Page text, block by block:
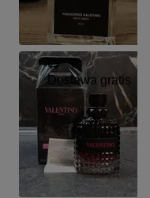
Dostawa gratis